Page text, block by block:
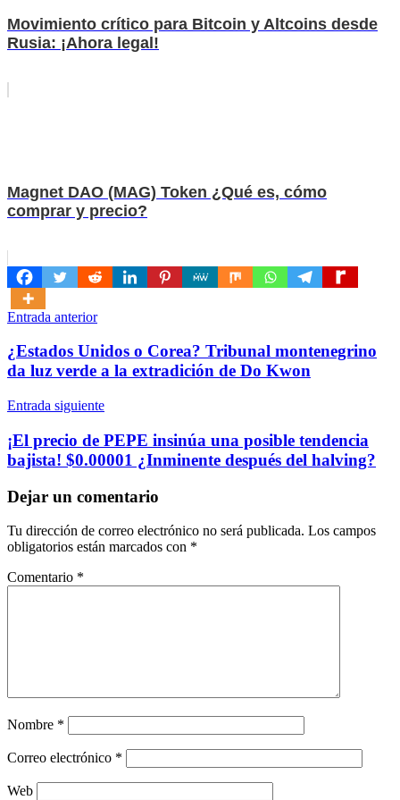
Movimiento crítico para Bitcoin y Altcoins desde
Rusia: ¡Ahora legal!
Magnet DAO (MAG) Token ¿Qué es, cómo
comprar y precio?
Navegación
de
entradas
Entrada anterior
¿Estados Unidos o Corea? Tribunal montenegrino
da luz verde a la extradición de Do Kwon
Entrada siguiente
¡El precio de PEPE insinúa una posible tendencia
bajista! $0.00001 ¿Inminente después del halving?
Dejar un comentario
Tu dirección de correo electrónico no será publicada. Los campos
obligatorios están marcados con *
Comentario *
Nombre *
Correo electrónico *
Web